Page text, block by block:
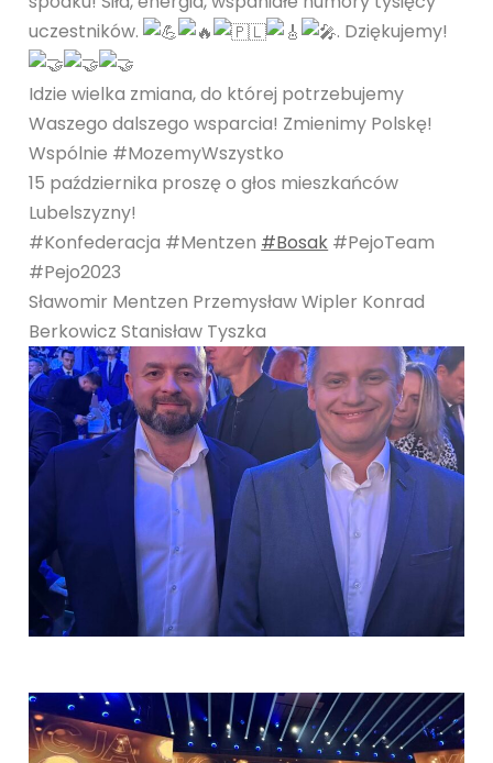
uczestników.
. Dziękujemy!
Idzie wielka zmiana, do której potrzebujemy
Waszego dalszego wsparcia! Zmienimy Polskę!
Wspólnie #MozemyWszystko
15 października proszę o głos mieszkańców
Lubelszyzny!
#Konfederacja #Mentzen #Bosak #PejoTeam
#Pejo2023
Sławomir Mentzen Przemysław Wipler Konrad
Berkowicz Stanisław Tyszka